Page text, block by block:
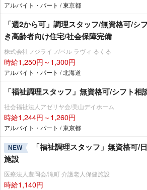
アルバイト・パート / 東京都
「週2から可」調理スタッフ/無資格可/シ
き高齢者向け住宅/社会保障完備
株式会社フジライフ/ベル ラヴィ るくる
時給1,250円～1,300円
アルバイト・パート / 北海道
「福祉調理スタッフ」無資格可/シフト相
社会福祉法人アゼリヤ会/美山デイホーム
時給1,244円～1,260円
アルバイト・パート / 東京都
NEW
「福祉調理スタッフ」無資格可/
施設
医療法人豊岡会/滝町 介護老人保健施設
時給1,140円